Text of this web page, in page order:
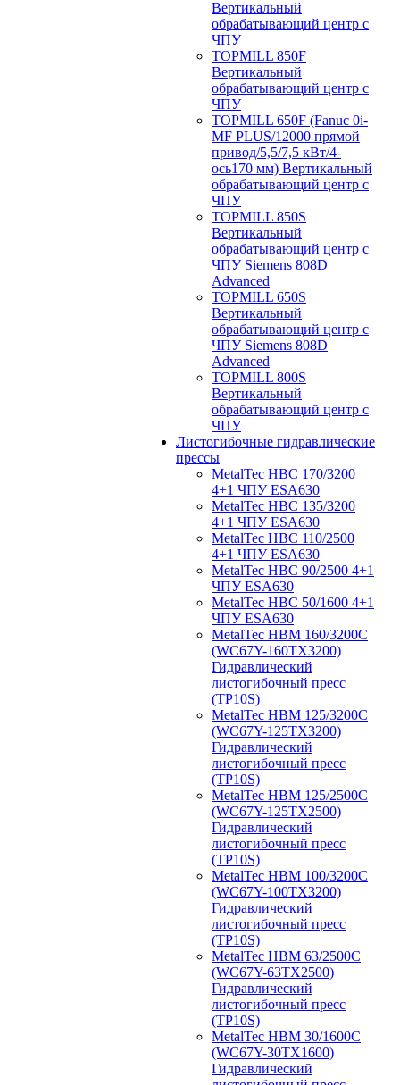
Вертикальный
обрабатывающий центр с
ЧПУ
TOPMILL 850F
Вертикальный
обрабатывающий центр с
ЧПУ
TOPMILL 650F (Fanuc 0i-
MF PLUS/12000 прямой
привод/5,5/7,5 кВт/4-
ось170 мм) Вертикальный
обрабатывающий центр с
ЧПУ
TOPMILL 850S
Вертикальный
обрабатывающий центр с
ЧПУ Siemens 808D
Advanced
TOPMILL 650S
Вертикальный
обрабатывающий центр с
ЧПУ Siemens 808D
Advanced
TOPMILL 800S
Вертикальный
обрабатывающий центр с
ЧПУ
Листогибочные гидравлические
прессы
MetalTec HBС 170/3200
4+1 ЧПУ ESA630
MetalTec HBС 135/3200
4+1 ЧПУ ESA630
MetalTec HBС 110/2500
4+1 ЧПУ ESA630
MetalTec HBС 90/2500 4+1
ЧПУ ESA630
MetalTec HBС 50/1600 4+1
ЧПУ ESA630
MetalTec HBM 160/3200C
(WC67Y-160TX3200)
Гидравлический
листогибочный пресс
(TP10S)
MetalTec HBM 125/3200C
(WC67Y-125TX3200)
Гидравлический
листогибочный пресс
(TP10S)
MetalTec HBM 125/2500C
(WC67Y-125TX2500)
Гидравлический
листогибочный пресс
(TP10S)
MetalTec HBM 100/3200C
(WC67Y-100TX3200)
Гидравлический
листогибочный пресс
(TP10S)
MetalTec HBM 63/2500C
(WC67Y-63TX2500)
Гидравлический
листогибочный пресс
(TP10S)
MetalTec HBM 30/1600C
(WC67Y-30TX1600)
Гидравлический